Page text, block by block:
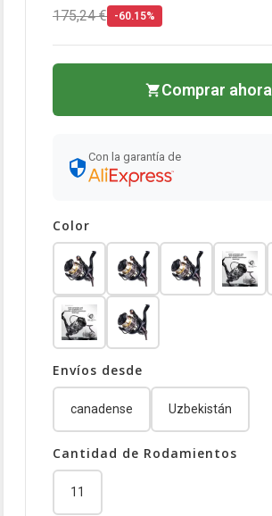
175,24 € -60.15%
Comprar ahora
Con la garantía de
Color
Envíos desde
canadense Uzbekistán
Cantidad de Rodamientos
11